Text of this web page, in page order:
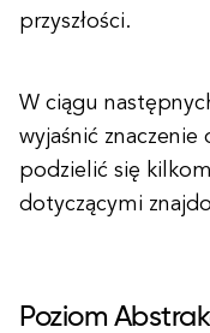
przyszłości.
W ciągu
wyjaśnić
podzielić się
dotyczącymi
Poziom